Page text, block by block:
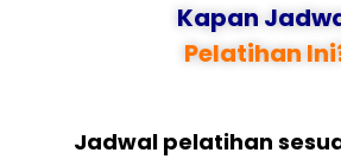
Kapan
Pelatihan
Jadwal pelatihan